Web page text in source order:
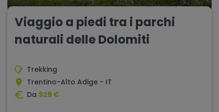
Viaggio a piedi tra i parchi
naturali delle Dolomiti
Trekking
Trentino-Alto Adige - IT
Da 929 €